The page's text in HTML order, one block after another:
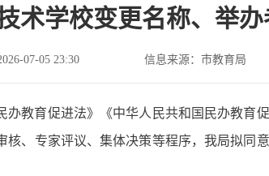
术学校变更名称、举
07-05 23:30 信息来源：市教育局
教育促进法》《中华人民共和国民办教育
、专家评议、集体决策等程序，我局拟同